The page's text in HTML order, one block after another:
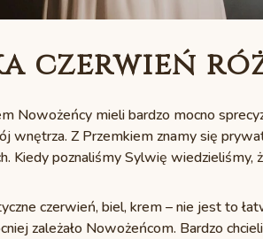
czerwień
Nowożeńcy mieli bardzo mocno
Z Przemkiem znamy się
Kiedy poznaliśmy Sylwię wiedzieliśmy,
czerwień, biel, krem – nie jest to
zależało Nowożeńcom. Bardzo chcieli